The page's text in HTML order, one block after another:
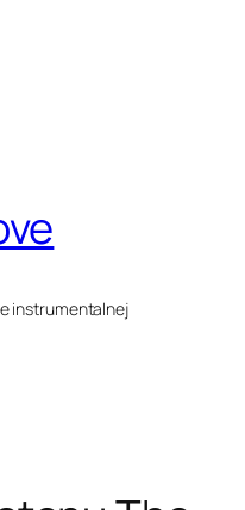
instrumentalnej